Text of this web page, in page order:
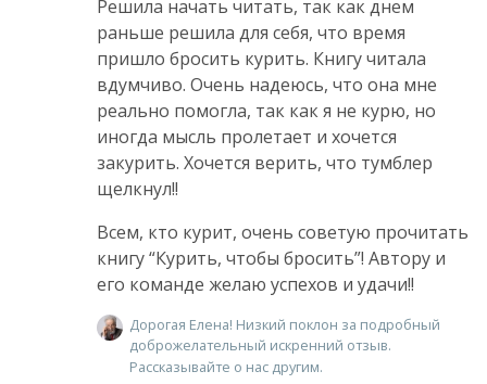
Решила начать читать, так как днем
раньше решила для себя, что время
пришло бросить курить. Книгу читала
вдумчиво. Очень надеюсь, что она мне
реально помогла, так как я не курю, но
иногда мысль пролетает и хочется
закурить. Хочется верить, что тумблер
щелкнул!!
Всем, кто курит, очень советую прочитать
книгу “Курить, чтобы бросить”! Автору и
его команде желаю успехов и удачи!!
Дорогая Елена! Низкий поклон за подробный
доброжелательный искренний отзыв.
Рассказывайте о нас другим.